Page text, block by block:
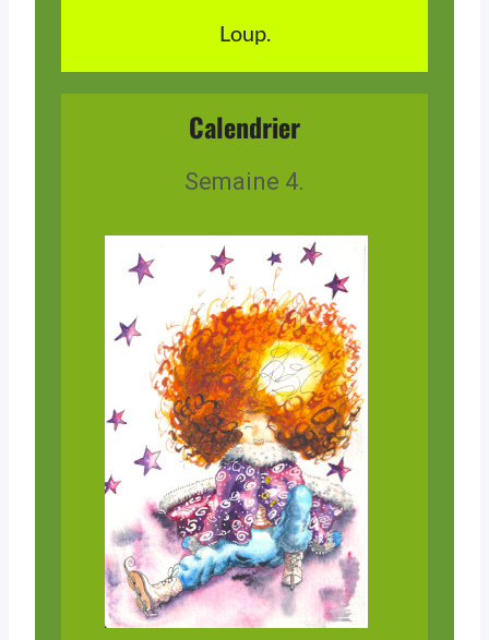
Loup.
Calendrier
Semaine 4.